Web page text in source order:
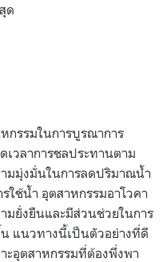
ด
กรรมในการบูรณาการ
วลาการชลประทานตาม
มมุ่งมั่นในการลดปริมาณน้ำ
ใช้น้ำ อุตสาหกรรมอาโวคา
มยั่งยืนและมีส่วนช่วยในการ
แนวทางนี้เป็นตัวอย่างที่ดี
ะอุตสาหกรรมที่ต้องพึ่งพา